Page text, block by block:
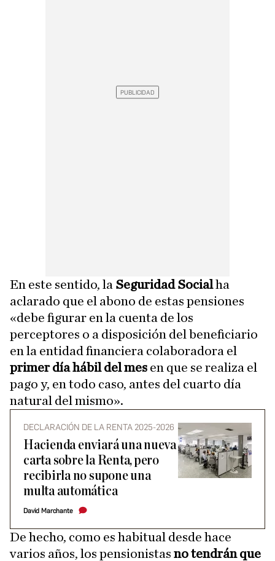
En este sentido, la Seguridad Socialha
aclarado que el abono de estas pensiones
«debe figurar en la cuenta de los
perceptores o a disposición del beneficiario
en la entidad financiera colaboradora el
primer día hábil del mes en que se realiza el
pago y, en todo caso, antes del cuarto día
natural del mismo».
DECLARACIÓN DE LA RENTA 2025-2026
Hacienda enviará una nueva
carta sobre la Renta, pero
recibirla no supone una
multa automática
David Marchante
De hecho, como es habitual desde hace
varios años, los pensionistas no tendrán que